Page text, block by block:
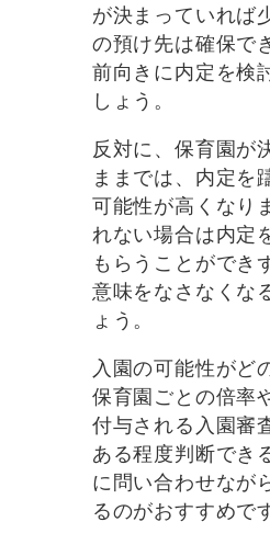
が決まっていれば
の預け先は確保で
前向きに内定を検
しょう。
反対に、保育園が
ままでは、内定を
可能性が高くなり
れない場合は内定
もらうことができ
意味をなさなくな
ょう。
入園の可能性がど
保育園ごとの倍率
付与される入園審
ある程度判断でき
に問い合わせなが
るのがおすすめで